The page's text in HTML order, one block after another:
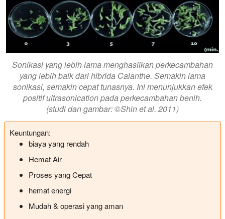
Sonikasi yang lebih lama menghasilkan perkecambahan
yang lebih baik dari hibrida Calanthe. Semakin lama
sonikasi, semakin cepat tunasnya. Ini menunjukkan efek
positif ultrasonication pada perkecambahan benih.
(studi dan gambar: ©Shin et al. 2011)
Keuntungan:
biaya yang rendah
Hemat Air
Proses yang Cepat
hemat energi
Mudah & operasi yang aman